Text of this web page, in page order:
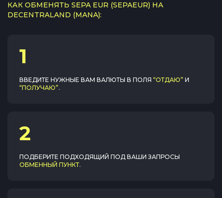
КАК ОБМЕНЯТЬ SEPA EUR (SEPAEUR) НА
DECENTRALAND (MANA):
1
ВВЕДИТЕ НУЖНЫЕ ВАМ ВАЛЮТЫ В ПОЛЯ “ОТДАЮ” И
“ПОЛУЧАЮ”.
2
ПОДБЕРИТЕ ПОДХОДЯЩИЙ ПОД ВАШИ ЗАПРОСЫ
ОБМЕННЫЙ ПУНКТ.